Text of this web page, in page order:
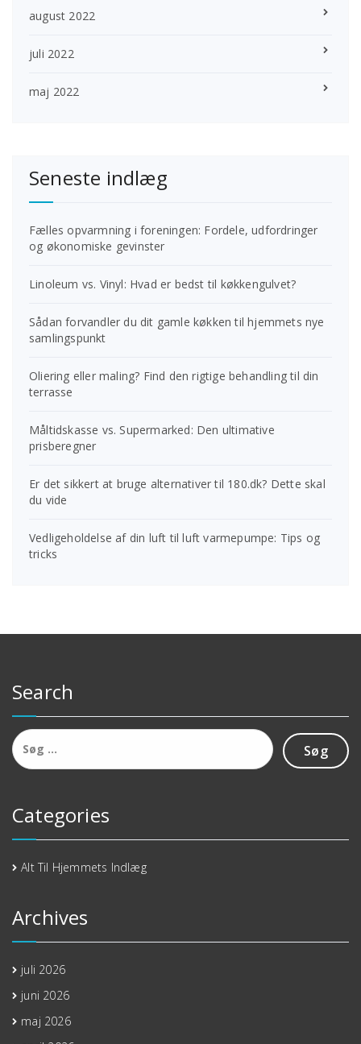
august 2022
juli 2022
maj 2022
Seneste indlæg
Fælles opvarmning i foreningen: Fordele, udfordringer
og økonomiske gevinster
Linoleum vs. Vinyl: Hvad er bedst til køkkengulvet?
Sådan forvandler du dit gamle køkken til hjemmets nye
samlingspunkt
Oliering eller maling? Find den rigtige behandling til din
terrasse
Måltidskasse vs. Supermarked: Den ultimative
prisberegner
Er det sikkert at bruge alternativer til 180.dk? Dette skal
du vide
Vedligeholdelse af din luft til luft varmepumpe: Tips og
tricks
Search
Søg
efter:
Categories
Alt Til Hjemmets Indlæg
Archives
juli 2026
juni 2026
maj 2026